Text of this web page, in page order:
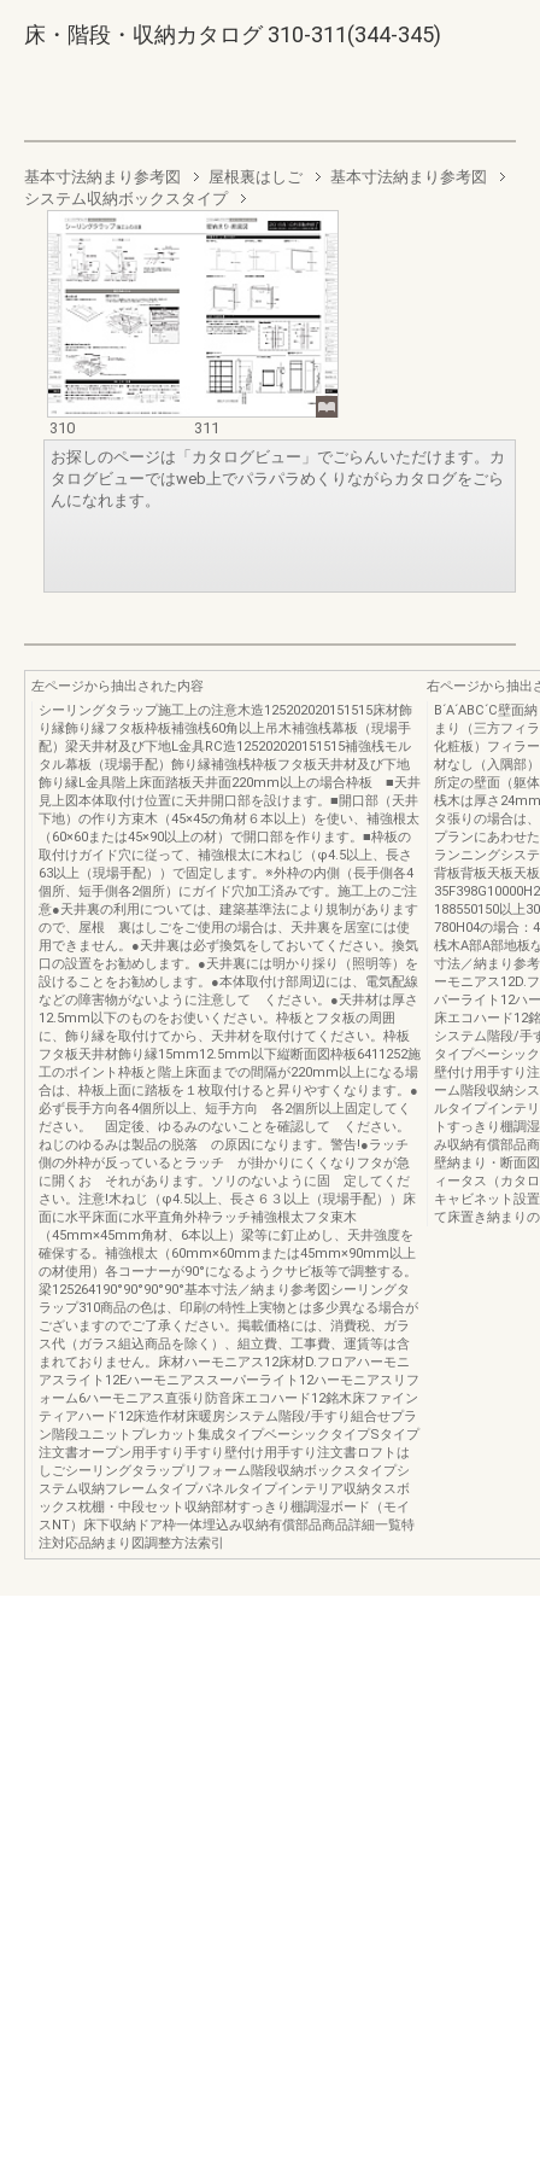
床・階段・収納カタログ 310-311(344-345)
基本寸法納まり参考図 屋根裏はしご
基本寸法納まり参考図
システム収納ボックスタイプ
310
311
お探しのページは「カタログビュー」でごらんいただけます。カ
タログビューではweb上でパラパラめくりながらカタログをごら
んになれます。
左ページから抽出された内容
シーリングタラップ施工上の注意木造125202020151515床材飾
り縁飾り縁フタ板枠板補強桟60角以上吊木補強桟幕板（現場手
配）梁天井材及び下地L金具RC造125202020151515補強桟モル
タル幕板（現場手配）飾り縁補強桟枠板フタ板天井材及び下地
飾り縁L金具階上床面踏板天井面220mm以上の場合枠板 ■天井
見上図本体取付け位置に天井開口部を設けます。■開口部（天井
下地）の作り方束木（45×45の角材６本以上）を使い、補強根太
（60×60または45×90以上の材）で開口部を作ります。■枠板の
取付けガイド穴に従って、補強根太に木ねじ（φ4.5以上、長さ
63以上（現場手配））で固定します。※外枠の内側（長手側各4
個所、短手側各2個所）にガイド穴加工済みです。施工上のご注
意●天井裏の利用については、建築基準法により規制があります
ので、屋根 裏はしごをご使用の場合は、天井裏を居室には使
用できません。●天井裏は必ず換気をしておいてください。換気
口の設置をお勧めします。●天井裏には明かり採り（照明等）を
設けることをお勧めします。●本体取付け部周辺には、電気配線
などの障害物がないように注意して ください。●天井材は厚さ
12.5mm以下のものをお使いください。枠板とフタ板の周囲
に、飾り縁を取付けてから、天井材を取付けてください。枠板
フタ板天井材飾り縁15mm12.5mm以下縦断面図枠板6411252施
工のポイント枠板と階上床面までの間隔が220mm以上になる場
合は、枠板上面に踏板を１枚取付けると昇りやすくなります。●
必ず長手方向各4個所以上、短手方向 各2個所以上固定してく
ださい。 固定後、ゆるみのないことを確認して ください。
ねじのゆるみは製品の脱落 の原因になります。警告!●ラッチ
側の外枠が反っているとラッチ が掛かりにくくなりフタが急
に開くお それがあります。ソリのないように固 定してくだ
さい。注意!木ねじ（φ4.5以上、長さ６３以上（現場手配））床
面に水平床面に水平直角外枠ラッチ補強根太フタ束木
（45mm×45mm角材、6本以上）梁等に釘止めし、天井強度を
確保する。補強根太（60mm×60mmまたは45mm×90mm以上
の材使用）各コーナーが90°になるようクサビ板等で調整する。
梁125264190°90°90°90°基本寸法／納まり参考図シーリングタ
ラップ310商品の色は、印刷の特性上実物とは多少異なる場合が
ございますのでご了承ください。掲載価格には、消費税、ガラ
ス代（ガラス組込商品を除く）、組立費、工事費、運賃等は含
まれておりません。床材ハーモニアス12床材D.フロアハーモニ
アスライト12Eハーモニアススーパーライト12ハーモニアスリフ
ォーム6ハーモニアス直張り防音床エコハード12銘木床ファイン
ティアハード12床造作材床暖房システム階段/手すり組合せプラ
ン階段ユニットプレカット集成タイプベーシックタイプSタイプ
注文書オープン用手すり手すり壁付け用手すり注文書ロフトは
しごシーリングタラップリフォーム階段収納ボックスタイプシ
ステム収納フレームタイプパネルタイプインテリア収納タスボ
ックス枕棚・中段セット収納部材すっきり棚調湿ボード（モイ
スNT）床下収納ドア枠一体埋込み収納有償部品商品詳細一覧特
注対応品納まり図調整方法索引
右ページから抽出
B´A´ABC´C壁面
まり（三方フィ
化粧板）フィラ
材なし（入隅部
所定の壁面（躯
桟木は厚さ
タ張りの場合は
プランにあわせ
ランニングシス
背板背板天板天
188550150以上
780H04の場合：
桟木A部A部地板
寸法／納まり参
ーモニアス12D.
パーライト12ハ
床エコハード12
システム階段/手
タイプベーシッ
壁付け用手すり
ーム階段収納シ
ルタイプインテ
トすっきり棚調
み収納有償部品
壁納まり・断面
ィータス（カタ
キャビネット設
て床置き納まり